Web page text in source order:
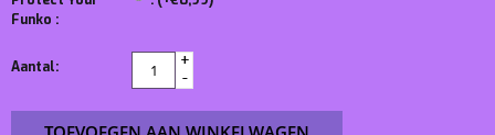
Funko :
Aantal:
+
-